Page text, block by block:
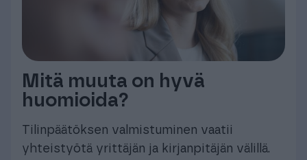
Mitä muuta on hyvä
huomioida?
Tilinpäätöksen valmistuminen vaatii
yhteistyötä yrittäjän ja kirjanpitäjän välillä.